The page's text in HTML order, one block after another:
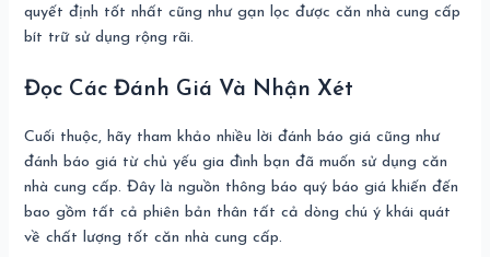
quyết định tốt nhất cũng như gạn lọc được căn nhà cung cấp
bít trữ sử dụng rộng rãi.
Đọc Các Đánh Giá Và Nhận Xét
Cuối thuộc, hãy tham khảo nhiều lời đánh báo giá cũng như
đánh báo giá từ chủ yếu gia đình bạn đã muốn sử dụng căn
nhà cung cấp. Đây là nguồn thông báo quý báo giá khiến đến
bao gồm tất cả phiên bản thân tất cả dòng chú ý khái quát
về chất lượng tốt căn nhà cung cấp.